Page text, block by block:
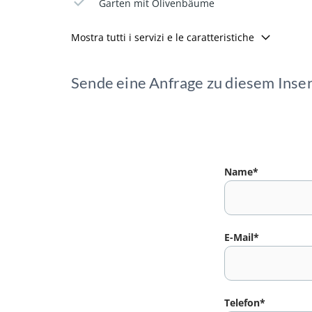
Garten mit Olivenbäume
Mostra tutti i servizi e le caratteristiche
Sende eine Anfrage zu diesem
Name*
E-Mail*
Telefon*